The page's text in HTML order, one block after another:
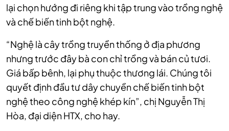
lại chọn hướng đi riêng khi tập trung vào trồng nghệ
và chế biến tinh bột nghệ.
“Nghệ là cây trồng truyền thống ở địa phương
nhưng trước đây bà con chỉ trồng và bán củ tươi.
Giá bấp bênh, lại phụ thuộc thương lái. Chúng tôi
quyết định đầu tư dây chuyền chế biến tinh bột
nghệ theo công nghệ khép kín”, chị Nguyễn Thị
Hòa, đại diện HTX, cho hay.